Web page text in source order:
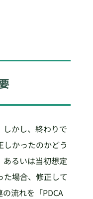
しかし、終わりで
かったのかどう
あるいは当初想定
た場合、修正して
流れを「PDCA